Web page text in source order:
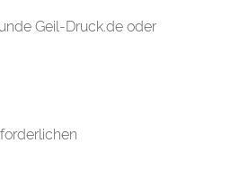
Geil-Druck.de oder